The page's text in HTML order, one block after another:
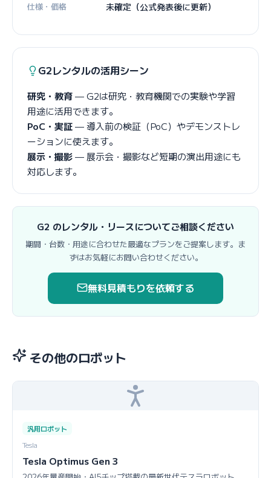
仕様・価格 未確定（公式発表後に更新）
G2レンタルの活用シーン
研究・教育— G2は研究・教育機関での実験や学習
用途に活用できます。
PoC・実証— 導入前の検証（PoC）やデモンストレ
ーションに使えます。
展示・撮影— 展示会・撮影など短期の演出用途にも
対応します。
G2 のレンタル・リースについてご相談ください
期間・台数・用途に合わせた最適なプランをご提案します。ま
ずはお気軽にお問い合わせください。
無料見積もりを依頼する
その他のロボット
汎用ロボット
Tesla
Tesla Optimus Gen 3